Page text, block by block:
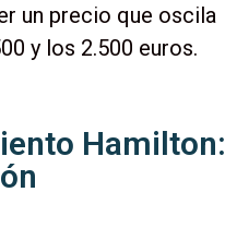
un precio que oscila
y los 2.500 euros.
Hamilton: